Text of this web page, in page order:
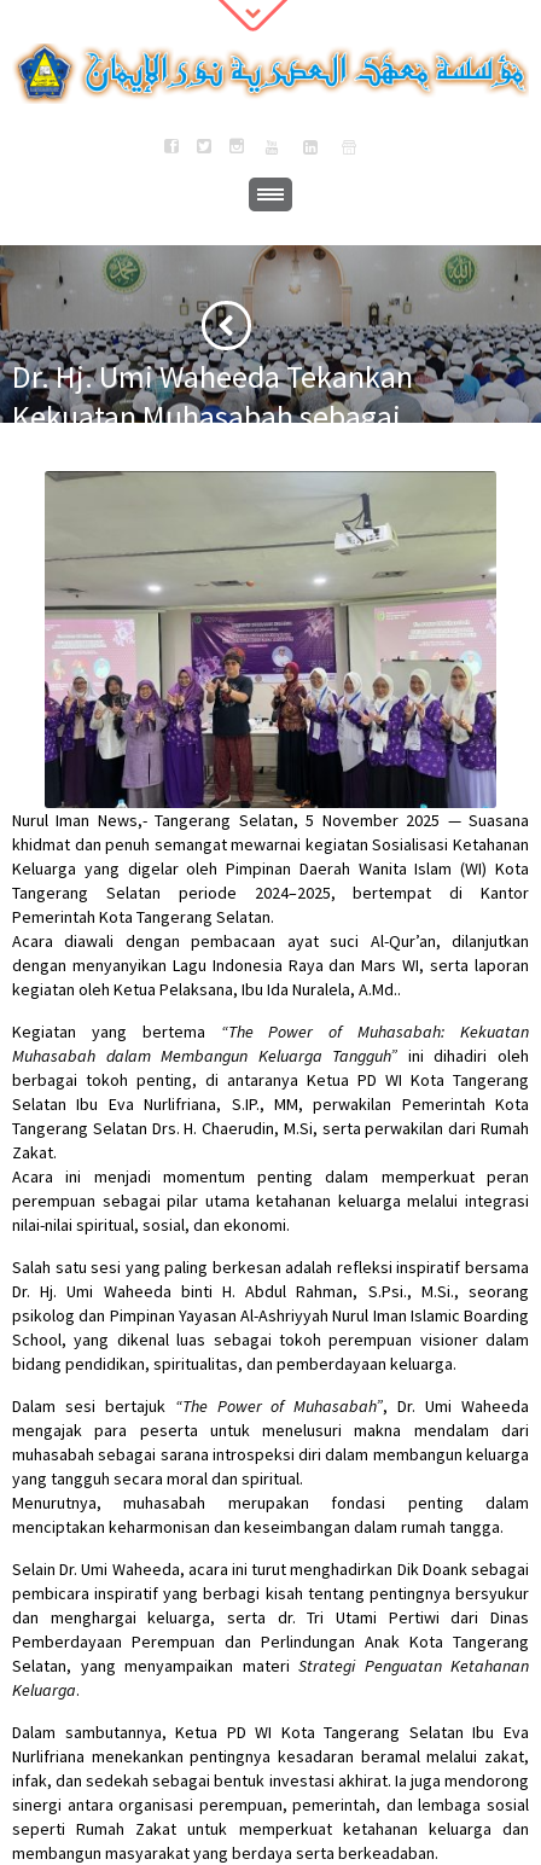
Dr. Hj. Umi Waheeda Tekankan
Kekuatan Muhasabah sebagai
·
Dr. Hj. Umi Waheeda Tekankan Kekuatan Muhasabah
Nurul Iman News,- Tangerang Selatan, 5 November 2025 — Suasana
khidmat dan penuh semangat mewarnai kegiatan Sosialisasi Ketahanan
Keluarga yang digelar oleh Pimpinan Daerah Wanita Islam (WI) Kota
Tangerang Selatan periode 2024–2025, bertempat di Kantor
Pemerintah Kota Tangerang Selatan.
Acara diawali dengan pembacaan ayat suci Al-Qur’an, dilanjutkan
dengan menyanyikan Lagu Indonesia Raya dan Mars WI, serta laporan
kegiatan oleh Ketua Pelaksana, Ibu Ida Nuralela, A.Md..
Kegiatan yang bertema “The Power of Muhasabah: Kekuatan
Muhasabah dalam Membangun Keluarga Tangguh” ini dihadiri oleh
berbagai tokoh penting, di antaranya Ketua PD WI Kota Tangerang
Selatan Ibu Eva Nurlifriana, S.IP., MM, perwakilan Pemerintah Kota
Tangerang Selatan Drs. H. Chaerudin, M.Si, serta perwakilan dari Rumah
Zakat.
Acara ini menjadi momentum penting dalam memperkuat peran
perempuan sebagai pilar utama ketahanan keluarga melalui integrasi
nilai-nilai spiritual, sosial, dan ekonomi.
Salah satu sesi yang paling berkesan adalah refleksi inspiratif bersama
Dr. Hj. Umi Waheeda binti H. Abdul Rahman, S.Psi., M.Si., seorang
psikolog dan Pimpinan Yayasan Al-Ashriyyah Nurul Iman Islamic Boarding
School, yang dikenal luas sebagai tokoh perempuan visioner dalam
bidang pendidikan, spiritualitas, dan pemberdayaan keluarga.
Dalam sesi bertajuk “The Power of Muhasabah”, Dr. Umi Waheeda
mengajak para peserta untuk menelusuri makna mendalam dari
muhasabah sebagai sarana introspeksi diri dalam membangun keluarga
yang tangguh secara moral dan spiritual.
Menurutnya, muhasabah merupakan fondasi penting dalam
menciptakan keharmonisan dan keseimbangan dalam rumah tangga.
Selain Dr. Umi Waheeda, acara ini turut menghadirkan Dik Doank sebagai
pembicara inspiratif yang berbagi kisah tentang pentingnya bersyukur
dan menghargai keluarga, serta dr. Tri Utami Pertiwi dari Dinas
Pemberdayaan Perempuan dan Perlindungan Anak Kota Tangerang
Selatan, yang menyampaikan materi Strategi Penguatan Ketahanan
Keluarga.
Dalam sambutannya, Ketua PD WI Kota Tangerang Selatan Ibu Eva
Nurlifriana menekankan pentingnya kesadaran beramal melalui zakat,
infak, dan sedekah sebagai bentuk investasi akhirat. Ia juga mendorong
sinergi antara organisasi perempuan, pemerintah, dan lembaga sosial
seperti Rumah Zakat untuk memperkuat ketahanan keluarga dan
membangun masyarakat yang berdaya serta berkeadaban.